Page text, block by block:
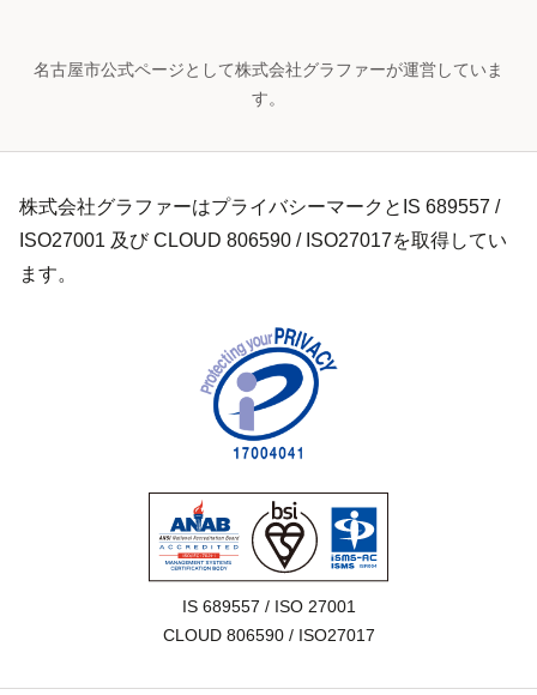
名古屋市公式ページとして株式会社グラファーが運営していま
す。
株式会社グラファーはプライバシーマークとIS 689557 /
ISO27001 及び CLOUD 806590 / ISO27017を取得してい
ます。
IS 689557 / ISO 27001
CLOUD 806590 / ISO27017